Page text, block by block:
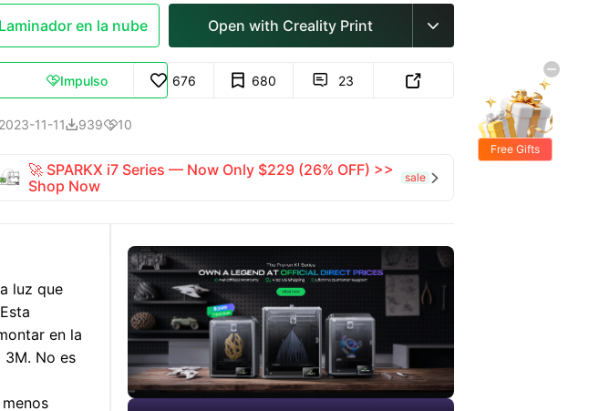
Laminador en la nube Open with Creality Print 
Impulso 676 680  23 
2023-11-1193910
🚀 SPARKX i7 Series — Now Only $229 (26% OFF) >>
Shop Now
sale 
luz que
en la
3M. No es
Free Gifts